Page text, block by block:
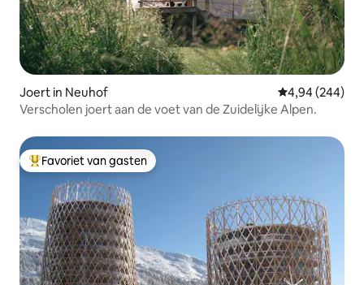
Joert in Neuhof Gemiddelde
4,94 (244)
Verscholen joert aan de voet van de Zuidelijke Alpen.
Topfavoriet van gasten
Favoriet van gasten